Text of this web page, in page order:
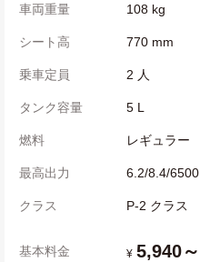
車両重量 108 kg
シート高 770 mm
乗車定員 2 人
タンク容量 5 L
燃料 レギュラー
最高出力 6.2/8.4/6500
クラス P-2 クラス
基本料金 ¥ 5,940～